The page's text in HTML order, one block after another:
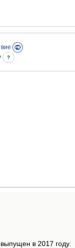
?
выпущен в 2017 году.